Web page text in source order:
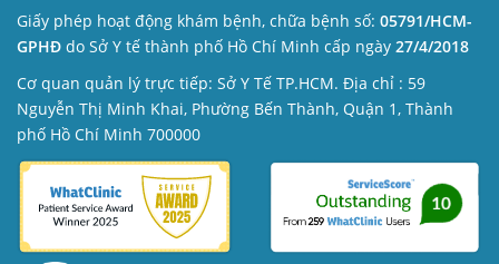
Giấy phép hoạt động khám bệnh, chữa bệnh số: 05791/HCM-
GPHĐ do Sở Y tế thành phố Hồ Chí Minh cấp ngày 27/4/2018
Cơ quan quản lý trực tiếp: Sở Y Tế TP.HCM. Địa chỉ : 59
Nguyễn Thị Minh Khai, Phường Bến Thành, Quận 1, Thành
phố Hồ Chí Minh 700000